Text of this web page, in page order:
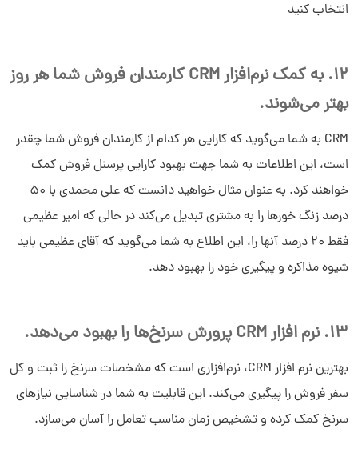
انتخاب کنید
12. به کمک نرم‌افزار CRM کارمندان فروش شما هر روز
بهتر می‌شوند.
CRM به شما می‌گوید که کارایی هر کدام از کارمندان فروش شما چقدر
است، این اطلاعات به شما جهت بهبود کارایی پرسنل فروش کمک
خواهند کرد. به عنوان مثال خواهید دانست که علی محمدی با 50
درصد زنگ خورها را به مشتری تبدیل می‌کند در حالی که امیر عظیمی
فقط 20 درصد آنها را، این اطلاع به شما می‌گوید که آقای عظیمی باید
شیوه مذاکره و پیگیری خود را بهبود دهد.
13. نرم افزار CRM پرورش سرنخ‌ها را بهبود می‌دهد.
بهترین نرم افزار CRM، نرم‌افزاری است که مشخصات سرنخ را ثبت و کل
سفر فروش را پیگیری می‌کند. این قابلیت به شما در شناسایی نیازهای
سرنخ کمک کرده و تشخیص زمان مناسب تعامل را آسان می‌سازد.